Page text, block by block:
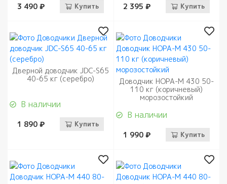
3 490 ₽ Купить 2 395 ₽ Купить
Дверной доводчик JDC-S65
40-65 кг (серебро)
В наличии
1 890 ₽ Купить
Доводчик НОРА-М 430 50-
110 кг (коричневый)
морозостойкий
В наличии
1 990 ₽ Купить